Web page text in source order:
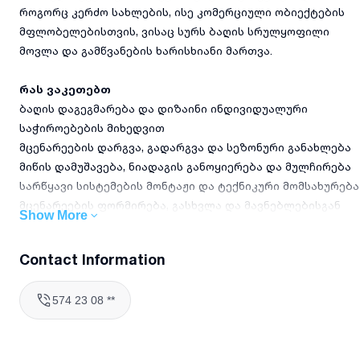
როგორც კერძო სახლების, ისე კომერციული ობიექტების
მფლობელებისთვის, ვისაც სურს ბაღის სრულყოფილი
მოვლა და გამწვანების ხარისხიანი მართვა.
რას ვაკეთებთ
ბაღის დაგეგმარება და დიზაინი ინდივიდუალური
საჭიროებების მიხედვით
მცენარეების დარგვა, გადარგვა და სეზონური განახლება
მიწის დამუშავება, ნიადაგის განოყიერება და მულჩირება
სარწყავი სისტემების მონტაჟი და ტექნიკური მომსახურება
მცენარეების ფორმირება, გასხვლა და მავნებლებისგან
დაცვა
დასუფთავება
რატომ უნდა აგვირჩიოთ
მებაღეობის სფეროში 5 წელზე მეტი გამოცდილება
Show More
Contact Information
574 23 08 **